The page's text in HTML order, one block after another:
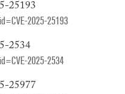
25193
2025-25193
2534
2025-2534
25977